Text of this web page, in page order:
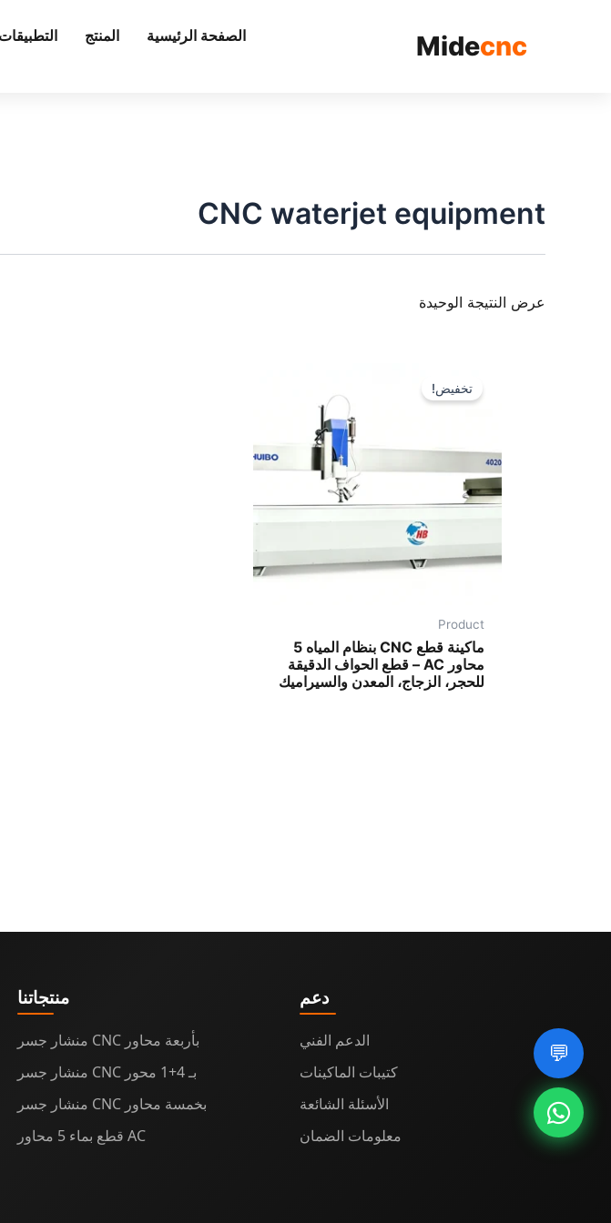
Midecnc الصفحة الرئيسية المنتج التطبيقات
💬
CNC waterjet equipment
عرض النتيجة الوحيدة
تخفيض!
Product
ماكينة قطع CNC بنظام المياه 5
محاور AC – قطع الحواف الدقيقة
للحجر، الزجاج، المعدن والسيراميك
منتجاتنا
منشار جسر CNC بأربعة محاور
منشار جسر CNC بـ 4+1 محور
منشار جسر CNC بخمسة محاور
قطع بماء 5 محاور AC
دعم
الدعم الفني
كتيبات الماكينات
الأسئلة الشائعة
معلومات الضمان